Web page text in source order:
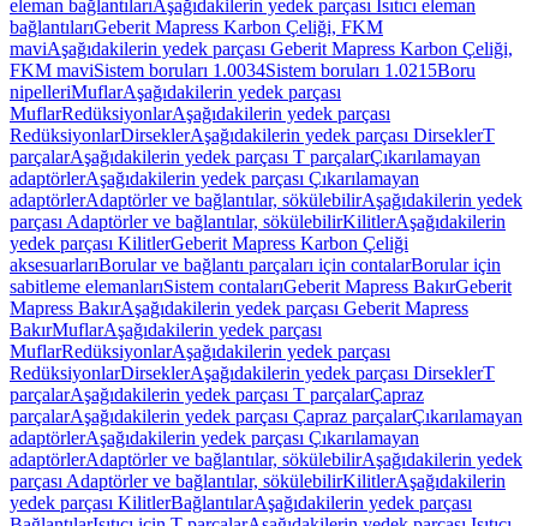
eleman bağlantılarıAşağıdakilerin yedek parçası Isıtıcı eleman
bağlantılarıGeberit Mapress Karbon Çeliği, FKM
maviAşağıdakilerin yedek parçası Geberit Mapress Karbon Çeliği,
FKM maviSistem boruları 1.0034Sistem boruları 1.0215Boru
nipelleriMuflarAşağıdakilerin yedek parçası
MuflarRedüksiyonlarAşağıdakilerin yedek parçası
RedüksiyonlarDirseklerAşağıdakilerin yedek parçası DirseklerT
parçalarAşağıdakilerin yedek parçası T parçalarÇıkarılamayan
adaptörlerAşağıdakilerin yedek parçası Çıkarılamayan
adaptörlerAdaptörler ve bağlantılar, sökülebilirAşağıdakilerin yedek
parçası Adaptörler ve bağlantılar, sökülebilirKilitlerAşağıdakilerin
yedek parçası KilitlerGeberit Mapress Karbon Çeliği
aksesuarlarıBorular ve bağlantı parçaları için contalarBorular için
sabitleme elemanlarıSistem contalarıGeberit Mapress BakırGeberit
Mapress BakırAşağıdakilerin yedek parçası Geberit Mapress
BakırMuflarAşağıdakilerin yedek parçası
MuflarRedüksiyonlarAşağıdakilerin yedek parçası
RedüksiyonlarDirseklerAşağıdakilerin yedek parçası DirseklerT
parçalarAşağıdakilerin yedek parçası T parçalarÇapraz
parçalarAşağıdakilerin yedek parçası Çapraz parçalarÇıkarılamayan
adaptörlerAşağıdakilerin yedek parçası Çıkarılamayan
adaptörlerAdaptörler ve bağlantılar, sökülebilirAşağıdakilerin yedek
parçası Adaptörler ve bağlantılar, sökülebilirKilitlerAşağıdakilerin
yedek parçası KilitlerBağlantılarAşağıdakilerin yedek parçası